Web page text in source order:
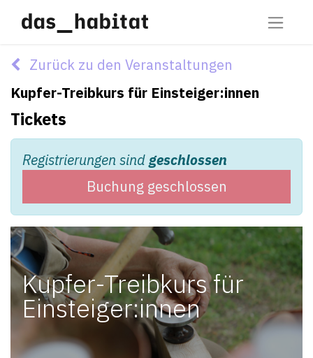
Zurück zu den Veranstaltungen
Kupfer-Treibkurs für Einsteiger:innen
Tickets
Registrierungen sindgeschlossen
Buchung geschlossen
Kupfer-Treibkurs für
Einsteiger:innen